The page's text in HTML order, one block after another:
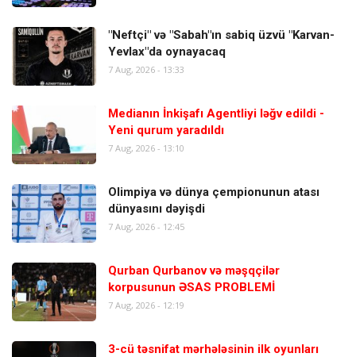
"Neftçi" və "Sabah"ın sabiq üzvü "Karvan-
Yevlax"da oynayacaq
7 Aug, 2026 - 13:33
Medianın İnkişafı Agentliyi ləğv edildi -
Yeni qurum yaradıldı
7 Aug, 2026 - 13:10
Olimpiya və dünya çempionunun atası
dünyasını dəyişdi
7 Aug, 2026 - 12:45
Qurban Qurbanov və məşqçilər
korpusunun ƏSAS PROBLEMİ
7 Aug, 2026 - 12:19
3-cü təsnifat mərhələsinin ilk oyunları